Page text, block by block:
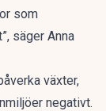
som
säger Anna
växter,
negativt.